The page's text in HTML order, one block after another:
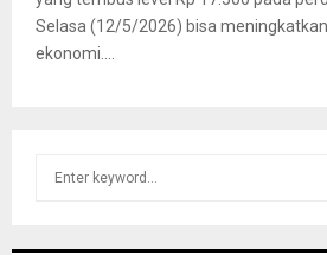
Selasa (12/5/2026) bisa
ekonomi....